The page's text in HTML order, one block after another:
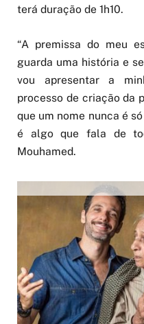
terá duração de 1h10.
“A premissa do meu
guarda uma história e
vou apresentar a
processo de criação da
que um nome nunca é
é algo que fala de
Mouhamed.